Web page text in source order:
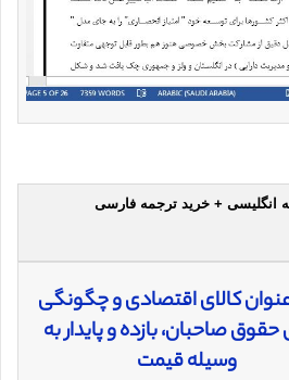
انگلیسی + خرید ترجمه فارسی
کالای اقتصادی و چگونگی
حقوق صاحبان، بازده و پایدار به
وسیله قیمت